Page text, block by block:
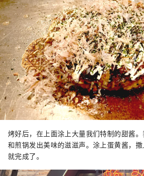
烤好后，在上面涂上大量我们特制的甜酱
和煎锅发出美味的滋滋声。涂上蛋黄酱，撒
就完成了。